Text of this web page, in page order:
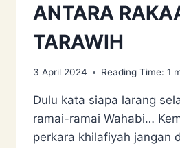
ANTARA
TARAWIH
3 April 2024 Reading Time: 1
Dulu kata siapa larang
ramai-ramai Wahabi…
perkara khilafiyah jangan